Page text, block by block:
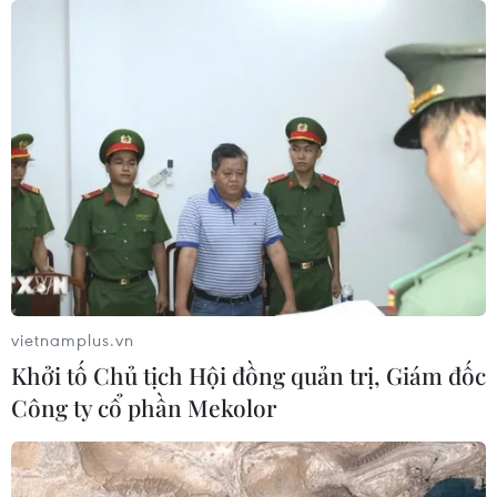
phóng ít nhất 1 tên lửa đạn đạo tầm
Quân đội Hàn Quốc thông báo Triều
Tiên phóng vật thể chưa xác định
06/08/2026 08:31
Dấu mốc quan trọng trong quan hệ
06/08/2026 08:29
Hàn Quốc tăng cường giải pháp
ngăn chặn đánh bạc trực tuyến trong
vietnamplus.vn
Khởi tố Chủ tịch Hội đồng quản trị, Giám đốc
Công ty cổ phần Mekolor